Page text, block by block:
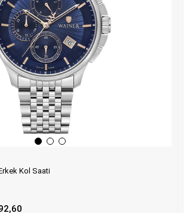
Kol Saati